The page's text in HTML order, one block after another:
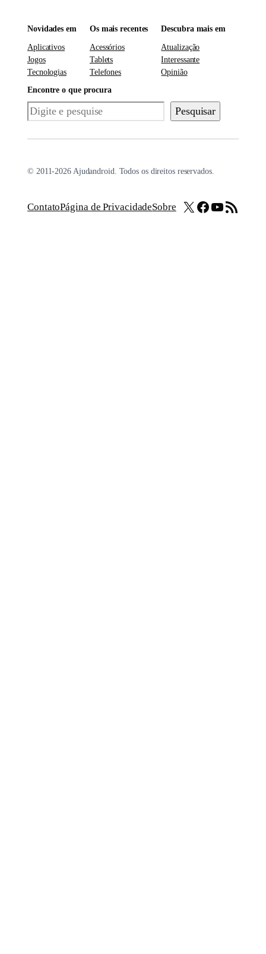
Novidades em
Aplicativos
Jogos
Tecnologias
Os mais recentes
Acessórios
Tablets
Telefones
Descubra mais em
Atualização
Interessante
Opinião
Encontre o que procura
Pesquisar Pesquisar
© 2011-2026 Ajudandroid. Todos os direitos reservados.
ContatoPágina de PrivacidadeSobre X Facebook
Youtube
Feed RSS